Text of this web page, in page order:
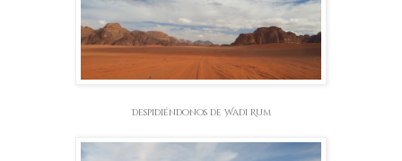
Despidiéndonos de Wadi Rum